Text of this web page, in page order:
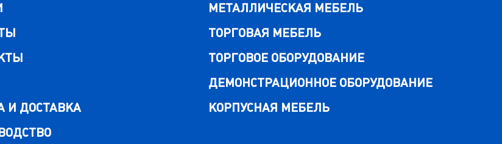
И ДОСТАВКА
МЕТАЛЛИЧЕСКАЯ МЕБЕЛЬ
ТОРГОВАЯ МЕБЕЛЬ
ТОРГОВОЕ ОБОРУДОВАНИЕ
ДЕМОНСТРАЦИОННОЕ ОБОРУДОВАНИЕ
КОРПУСНАЯ МЕБЕЛЬ